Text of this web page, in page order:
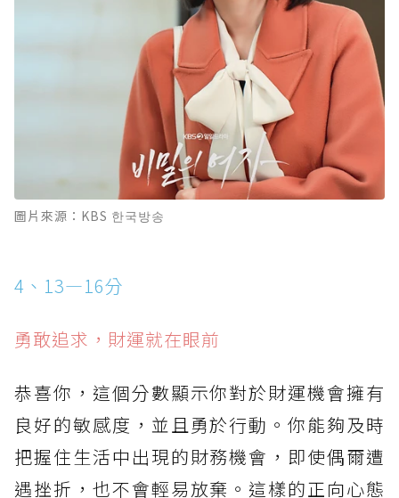
圖片來源：KBS 한국방송
4、13—16分
勇敢追求，財運就在眼前
恭喜你，這個分數顯示你對於財運機會擁有
良好的敏感度，並且勇於行動。你能夠及時
把握住生活中出現的財務機會，即使偶爾遭
遇挫折，也不會輕易放棄。這樣的正向心態